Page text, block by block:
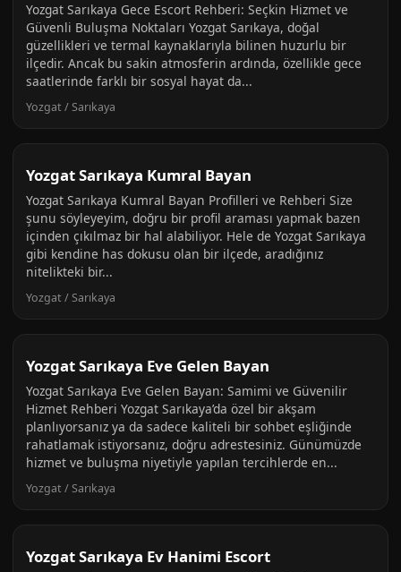
Yozgat Sarıkaya Gece Escort Rehberi: Seçkin Hizmet ve
Güvenli Buluşma Noktaları Yozgat Sarıkaya, doğal
güzellikleri ve termal kaynaklarıyla bilinen huzurlu bir
ilçedir. Ancak bu sakin atmosferin ardında, özellikle gece
saatlerinde farklı bir sosyal hayat da...
Yozgat / Sarıkaya
Yozgat Sarıkaya Kumral Bayan
Yozgat Sarıkaya Kumral Bayan Profilleri ve Rehberi Size
şunu söyleyeyim, doğru bir profil araması yapmak bazen
içinden çıkılmaz bir hal alabiliyor. Hele de Yozgat Sarıkaya
gibi kendine has dokusu olan bir ilçede, aradığınız
nitelikteki bir...
Yozgat / Sarıkaya
Yozgat Sarıkaya Eve Gelen Bayan
Yozgat Sarıkaya Eve Gelen Bayan: Samimi ve Güvenilir
Hizmet Rehberi Yozgat Sarıkaya’da özel bir akşam
planlıyorsanız ya da sadece kaliteli bir sohbet eşliğinde
rahatlamak istiyorsanız, doğru adrestesiniz. Günümüzde
hizmet ve buluşma niyetiyle yapılan tercihlerde en...
Yozgat / Sarıkaya
Yozgat Sarıkaya Ev Hanimi Escort